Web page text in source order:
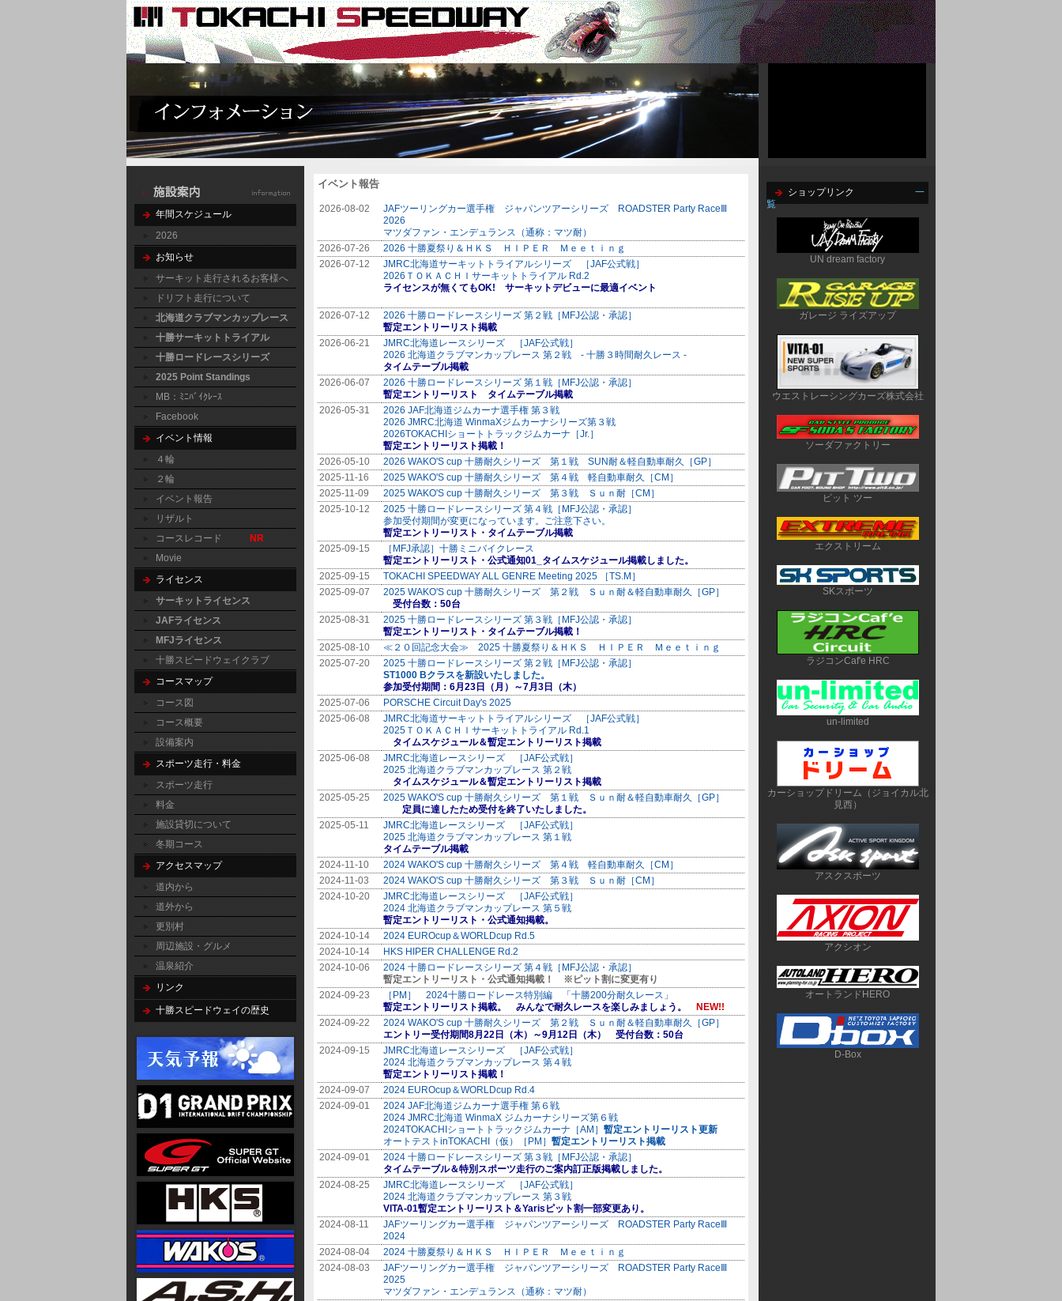
年間スケジュール
2026
お知らせ
サーキット走行されるお客様へ
ドリフト走行について
北海道クラブマンカップレース
十勝サーキットトライアル
十勝ロードレースシリーズ
2025 Point Standings
MB：ﾐﾆﾊﾞｲｸﾚｰｽ
Facebook
イベント情報
４輪
２輪
イベント報告
リザルト
コースレコード
NR
Movie
ライセンス
サーキットライセンス
JAFライセンス
MFJライセンス
十勝スピードウェイクラブ
コースマップ
コース図
コース概要
設備案内
スポーツ走行・料金
スポーツ走行
料金
施設貸切について
冬期コース
アクセスマップ
道内から
道外から
更別村
周辺施設・グルメ
温泉紹介
リンク
十勝スピードウェイの歴史
イベント報告
2026-08-02
JAFツーリングカー選手権 ジャパンツアーシリーズ ROADSTER Party RaceⅢ
2026
マツダファン・エンデュランス（通称：マツ耐）
2026-07-26
2026 十勝夏祭り＆ＨＫＳ ＨＩＰＥＲ Ｍｅｅｔｉｎｇ
2026-07-12
JMRC北海道サーキットトライアルシリーズ ［JAF公式戦］
2026ＴＯＫＡＣＨＩサーキットトライアル Rd.2
ライセンスが無くてもOK! サーキットデビューに最適イベント
2026-07-12
2026 十勝ロードレースシリーズ 第２戦［MFJ公認・承認］
暫定エントリーリスト掲載
2026-06-21
JMRC北海道レースシリーズ ［JAF公式戦］
2026 北海道クラブマンカップレース 第２戦 - 十勝３時間耐久レース -
タイムテーブル掲載
2026-06-07
2026 十勝ロードレースシリーズ 第１戦［MFJ公認・承認］
暫定エントリーリスト タイムテーブル掲載
2026-05-31
2026 JAF北海道ジムカーナ選手権 第３戦
2026 JMRC北海道 WinmaXジムカーナシリーズ第３戦
2026TOKACHIショートトラックジムカーナ［Jr.］
暫定エントリーリスト掲載！
2026-05-10
2026 WAKO'S cup 十勝耐久シリーズ 第１戦 SUN耐＆軽自動車耐久［GP］
2025-11-16
2025 WAKO'S cup 十勝耐久シリーズ 第４戦 軽自動車耐久［CM］
2025-11-09
2025 WAKO'S cup 十勝耐久シリーズ 第３戦 Ｓｕｎ耐［CM］
2025-10-12
2025 十勝ロードレースシリーズ 第４戦［MFJ公認・承認］
参加受付期間が変更になっています。ご注意下さい。
暫定エントリーリスト・タイムテーブル掲載
2025-09-15
［MFJ承認］十勝ミニバイクレース
暫定エントリーリスト・公式通知01_タイムスケジュール掲載しました。
2025-09-15
TOKACHI SPEEDWAY ALL GENRE Meeting 2025 ［TS.M］
2025-09-07
2025 WAKO'S cup 十勝耐久シリーズ 第２戦 Ｓｕｎ耐＆軽自動車耐久［GP］
受付台数：50台
2025-08-31
2025 十勝ロードレースシリーズ 第３戦［MFJ公認・承認］
暫定エントリーリスト・タイムテーブル掲載！
2025-08-10
≪２０回記念大会≫ 2025 十勝夏祭り＆ＨＫＳ ＨＩＰＥＲ Ｍｅｅｔｉｎｇ
2025-07-20
2025 十勝ロードレースシリーズ 第２戦［MFJ公認・承認］
ST1000 Bクラスを新設いたしました。
参加受付期間：6月23日（月）～7月3日（木）
2025-07-06
PORSCHE Circuit Day's 2025
2025-06-08
JMRC北海道サーキットトライアルシリーズ ［JAF公式戦］
2025ＴＯＫＡＣＨＩサーキットトライアル Rd.1
タイムスケジュール＆暫定エントリーリスト掲載
2025-06-08
JMRC北海道レースシリーズ ［JAF公式戦］
2025 北海道クラブマンカップレース 第２戦
タイムスケジュール＆暫定エントリーリスト掲載
2025-05-25
2025 WAKO'S cup 十勝耐久シリーズ 第１戦 Ｓｕｎ耐＆軽自動車耐久［GP］
定員に達したため受付を終了いたしました。
2025-05-11
JMRC北海道レースシリーズ ［JAF公式戦］
2025 北海道クラブマンカップレース 第１戦
タイムテーブル掲載
2024-11-10
2024 WAKO'S cup 十勝耐久シリーズ 第４戦 軽自動車耐久［CM］
2024-11-03
2024 WAKO'S cup 十勝耐久シリーズ 第３戦 Ｓｕｎ耐［CM］
2024-10-20
JMRC北海道レースシリーズ ［JAF公式戦］
2024 北海道クラブマンカップレース 第５戦
暫定エントリーリスト・公式通知掲載。
2024-10-14
2024 EUROcup＆WORLDcup Rd.5
2024-10-14
HKS HIPER CHALLENGE Rd.2
2024-10-06
2024 十勝ロードレースシリーズ 第４戦［MFJ公認・承認］
暫定エントリーリスト・公式通知掲載！ ※ピット割に変更有り
2024-09-23
［PM］ 2024十勝ロードレース特別編 「十勝200分耐久レース」
暫定エントリーリスト掲載。 みんなで耐久レースを楽しみましょう。
NEW!!
2024-09-22
2024 WAKO'S cup 十勝耐久シリーズ 第２戦 Ｓｕｎ耐＆軽自動車耐久［GP］
エントリー受付期間8月22日（木）～9月12日（木） 受付台数：50台
2024-09-15
JMRC北海道レースシリーズ ［JAF公式戦］
2024 北海道クラブマンカップレース 第４戦
暫定エントリーリスト掲載！
2024-09-07
2024 EUROcup＆WORLDcup Rd.4
2024-09-01
2024 JAF北海道ジムカーナ選手権 第６戦
2024 JMRC北海道 WinmaX ジムカーナシリーズ第６戦
2024TOKACHIショートトラックジムカーナ［AM］ 暫定エントリーリスト更新
オートテストinTOKACHI（仮）［PM］ 暫定エントリーリスト掲載
2024-09-01
2024 十勝ロードレースシリーズ 第３戦［MFJ公認・承認］
タイムテーブル＆特別スポーツ走行のご案内訂正版掲載しました。
2024-08-25
JMRC北海道レースシリーズ ［JAF公式戦］
2024 北海道クラブマンカップレース 第３戦
VITA-01暫定エントリーリスト＆Yarisピット割一部変更あり。
2024-08-11
JAFツーリングカー選手権 ジャパンツアーシリーズ ROADSTER Party RaceⅢ
2024
2024-08-04
2024 十勝夏祭り＆ＨＫＳ ＨＩＰＥＲ Ｍｅｅｔｉｎｇ
2024-08-03
JAFツーリングカー選手権 ジャパンツアーシリーズ ROADSTER Party RaceⅢ
2025
マツダファン・エンデュランス（通称：マツ耐）
ショップリンク
一
覧
UN dream factory
ガレージ ライズアップ
ウエストレーシングカーズ株式会社
ソーダファクトリー
ピット ツー
エクストリーム
SKスポーツ
ラジコンCaf'e HRC
un-limited
カーショップドリーム（ジョイカル北
見西）
アスクスポーツ
アクシオン
オートランドHERO
D-Box